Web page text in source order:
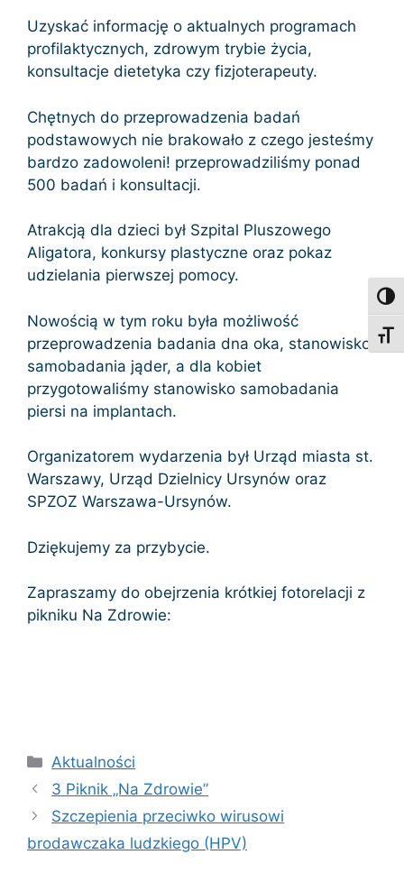
Uzyskać informację o aktualnych programach
profilaktycznych, zdrowym trybie życia,
konsultacje dietetyka czy fizjoterapeuty.
Chętnych do przeprowadzenia badań
podstawowych nie brakowało z czego jesteśmy
bardzo zadowoleni! przeprowadziliśmy ponad
500 badań i konsultacji.
Atrakcją dla dzieci był Szpital Pluszowego
Aligatora, konkursy plastyczne oraz pokaz
udzielania pierwszej pomocy.
Nowością w tym roku była możliwość
przeprowadzenia badania dna oka, stanowisko
samobadania jąder, a dla kobiet
przygotowaliśmy stanowisko samobadania
piersi na implantach.
Organizatorem wydarzenia był Urząd miasta st.
Warszawy, Urząd Dzielnicy Ursynów oraz
SPZOZ Warszawa-Ursynów.
Dziękujemy za przybycie.
Zapraszamy do obejrzenia krótkiej fotorelacji z
pikniku Na Zdrowie:
Kategorie
Aktualności
3 Piknik „Na Zdrowie”
Szczepienia przeciwko wirusowi
brodawczaka ludzkiego (HPV)